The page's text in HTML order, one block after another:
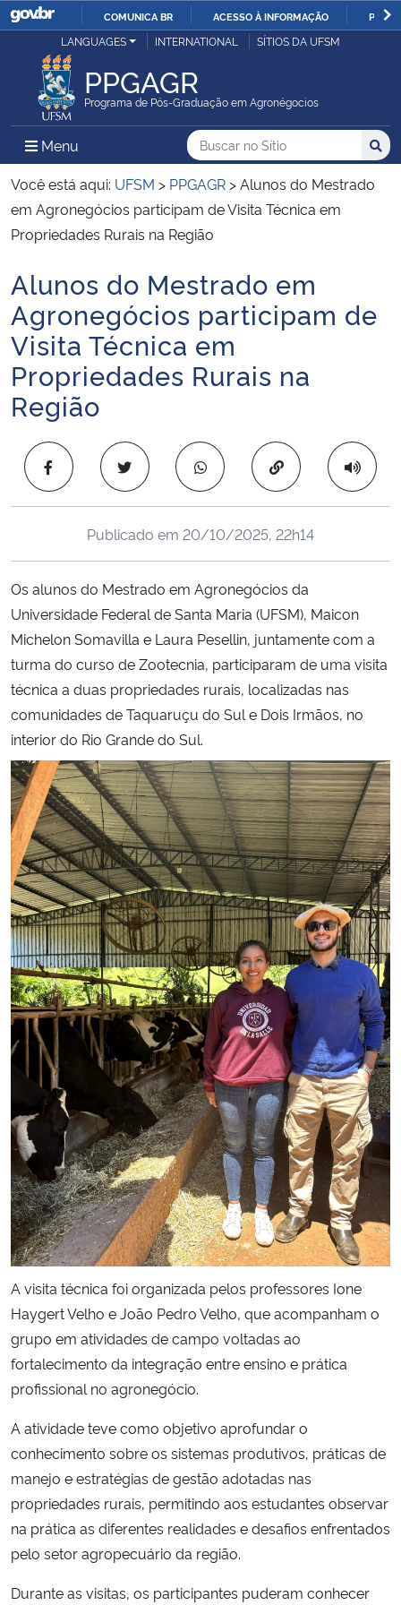
IR
COMUNICA BR ACESSO À INFORMAÇÃO
Ministério da Justiça e Segurança Pública
Ministério da Defesa
Ministério das Relações Exteriores
Ministério da Economia
Ministério da Infraestrutura
Ministério da Agricultura, Pecuária e Abastecimento
Ministério da Educação
Ministério da Cidadania
Ministério da Saúde
Ministério de Minas e Energia
Ministério da Ciência, Tecnologia, Inovações e Comunicações
Ministério do Meio Ambiente
Ministério do Desenvolvimento Regional
Controladoria-Geral da União
Ministério da Mulher, da Família e dos Direitos Humanos
Secretaria-Geral
Secretaria de Governo
Gabinete de Segurança Institucional
Advocacia-Geral da União
Banco Central do Brasil
Planalto
LANGUAGES INTERNATIONAL SÍTIOS DA UFSM
PPGAGR
Programa de Pós-Graduação em Agronégocios
Menu Menu Principal do Sítio
Busca
Buscar no no Sítio
Busca:
Você está aqui: UFSM > PPGAGR >Alunos do Mestrado
em Agronegócios participam de Visita Técnica em
Propriedades Rurais na Região
Início do conteúdo
Alunos do Mestrado em
Agronegócios participam de
Visita Técnica em
Propriedades Rurais na
Região
Copiar para área
Publicado em 20/10/2025, 22h14
Os alunos do Mestrado em Agronegócios da
Universidade Federal de Santa Maria (UFSM), Maicon
Michelon Somavilla e Laura Pesellin, juntamente com a
turma do curso de Zootecnia, participaram de uma visita
técnica a duas propriedades rurais, localizadas nas
comunidades de Taquaruçu do Sul e Dois Irmãos, no
interior do Rio Grande do Sul.
A visita técnica foi organizada pelos professores Ione
Haygert Velho e João Pedro Velho, que acompanham o
grupo em atividades de campo voltadas ao
fortalecimento da integração entre ensino e prática
profissional no agronegócio.
A atividade teve como objetivo aprofundar o
conhecimento sobre os sistemas produtivos, práticas de
manejo e estratégias de gestão adotadas nas
propriedades rurais, permitindo aos estudantes observar
na prática as diferentes realidades e desafios enfrentados
pelo setor agropecuário da região.
Durante as visitas, os participantes puderam conhecer